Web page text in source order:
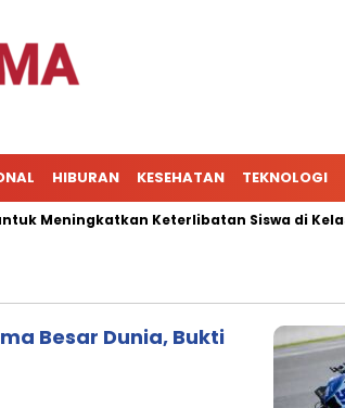
HIBURAN KESEHATAN TEKNOLOGI
Meningkatkan Keterlibatan Siswa di Kelas
Besar Dunia, Bukti